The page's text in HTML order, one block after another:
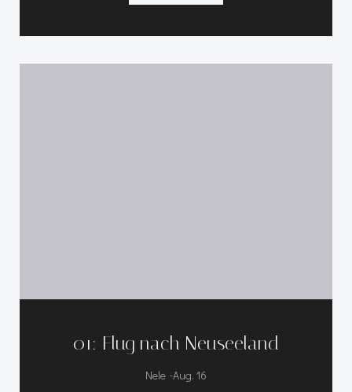
01: Flug nach Neuseeland
Nele -Aug. 16